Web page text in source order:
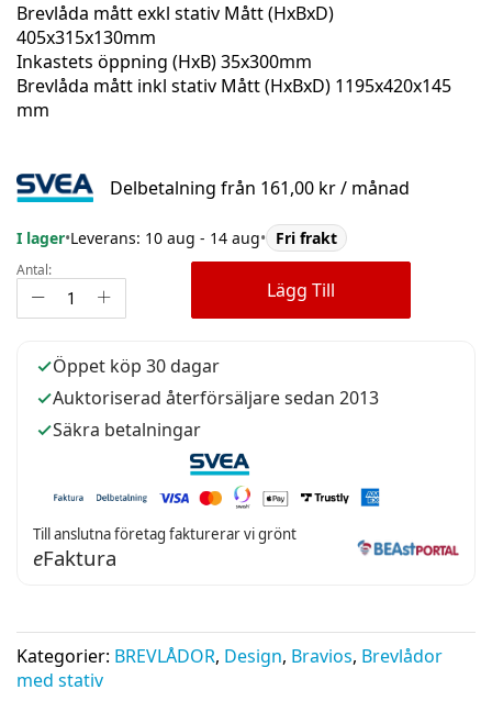
Brevlåda mått exkl stativ Mått (HxBxD)
405x315x130mm
Inkastets öppning (HxB) 35x300mm
Brevlåda mått inkl stativ Mått (HxBxD) 1195x420x145
mm
Delbetalning från 161,00 kr/ månad
I lager•Leverans: 10 aug - 14 aug• Fri frakt
Antal:
Lägg Till
Öppet köp 30 dagar
Auktoriserad återförsäljare sedan 2013
Säkra betalningar
Till anslutna företag fakturerar vi grönt
eFaktura
Kategorier: BREVLÅDOR, Design, Bravios, Brevlådor
med stativ